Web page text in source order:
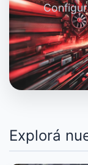
Explorá